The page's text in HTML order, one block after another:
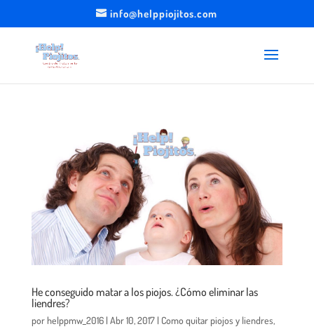
info@helppiojitos.com
He conseguido matar a los piojos. ¿Cómo eliminar las
liendres?
porhelppmw_2016| Abr 10, 2017| Como quitar piojos y liendres,